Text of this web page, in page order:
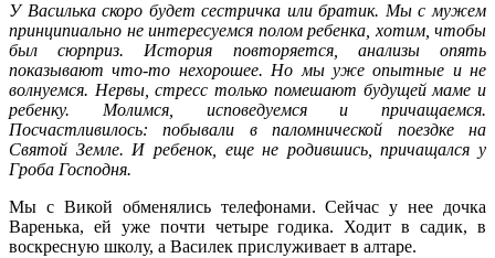
У Василька скоро будет сестричка или братик. Мы с мужем
принципиально не интересуемся полом ребенка, хотим, чтобы
был сюрприз. История повторяется, анализы опять
показывают что-то нехорошее. Но мы уже опытные и не
волнуемся. Нервы, стресс только помешают будущей маме и
ребенку. Молимся, исповедуемся и причащаемся.
Посчастливилось: побывали в паломнической поездке на
Святой Земле. И ребенок, еще не родившись, причащался у
Гроба Господня.
Мы с Викой обменялись телефонами. Сейчас у нее дочка
Варенька, ей уже почти четыре годика. Ходит в садик, в
воскресную школу, а Василек прислуживает в алтаре.